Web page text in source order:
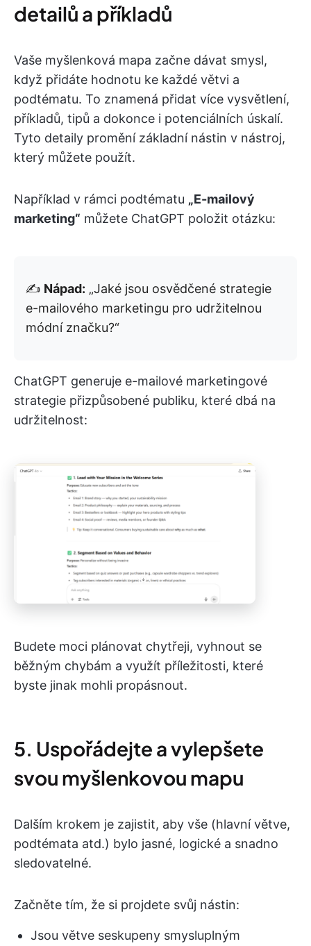
detailů a příkladů
Vaše myšlenková mapa začne dávat smysl,
když přidáte hodnotu ke každé větvi a
podtématu. To znamená přidat více vysvětlení,
příkladů, tipů a dokonce i potenciálních úskalí.
Tyto detaily promění základní nástin v nástroj,
který můžete použít.
Například v rámci podtématu „E-mailový
marketing“ můžete ChatGPT položit otázku:
✍️ Nápad: „Jaké jsou osvědčené strategie
e-mailového marketingu pro udržitelnou
módní značku?“
ChatGPT generuje e-mailové marketingové
strategie přizpůsobené publiku, které dbá na
udržitelnost:
Budete moci plánovat chytřeji, vyhnout se
běžným chybám a využít příležitosti, které
byste jinak mohli propásnout.
5. Uspořádejte a vylepšete
svou myšlenkovou mapu
Dalším krokem je zajistit, aby vše (hlavní větve,
podtémata atd.) bylo jasné, logické a snadno
sledovatelné.
Začněte tím, že si projdete svůj nástin:
Jsou větve seskupeny smysluplným